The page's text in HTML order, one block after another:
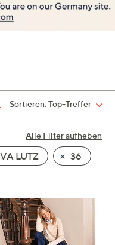
Sortieren:Top-Treffer
Alle Filter aufheben
LUTZ 36